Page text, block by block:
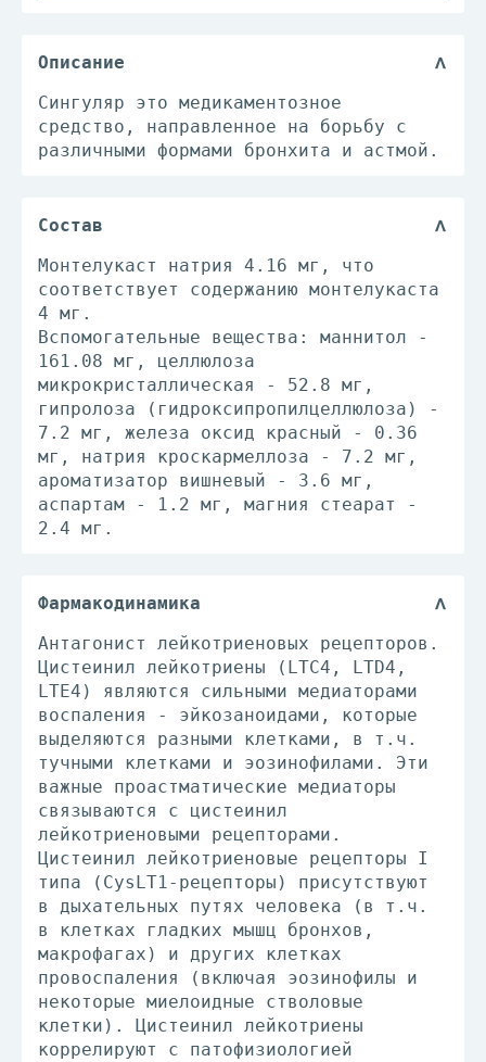
Описание
Сингуляр это медикаментозное
средство, направленное на борьбу с
различными формами бронхита и астмой.
Состав
Монтелукаст натрия 4.16 мг, что
соответствует содержанию монтелукаста
4 мг.
Вспомогательные вещества: маннитол -
161.08 мг, целлюлоза
микрокристаллическая - 52.8 мг,
гипролоза (гидроксипропилцеллюлоза) -
7.2 мг, железа оксид красный - 0.36
мг, натрия кроскармеллоза - 7.2 мг,
ароматизатор вишневый - 3.6 мг,
аспартам - 1.2 мг, магния стеарат -
2.4 мг.
Фармакодинамика
Антагонист лейкотриеновых рецепторов.
Цистеинил лейкотриены (LTC4, LTD4,
LTE4) являются сильными медиаторами
воспаления - эйкозаноидами, которые
выделяются разными клетками, в т.ч.
тучными клетками и эозинофилами. Эти
важные проастматические медиаторы
связываются с цистеинил
лейкотриеновыми рецепторами.
Цистеинил лейкотриеновые рецепторы I
типа (CysLT1-рецепторы) присутствуют
в дыхательных путях человека (в т.ч.
в клетках гладких мышц бронхов,
макрофагах) и других клетках
провоспаления (включая эозинофилы и
некоторые миелоидные стволовые
клетки). Цистеинил лейкотриены
коррелируют с патофизиологией